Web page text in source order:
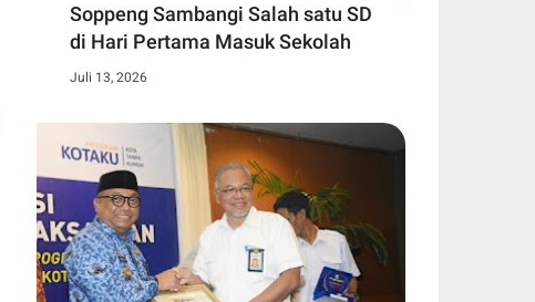
Soppeng Sambangi Salah satu SD
di Hari Pertama Masuk Sekolah
Juli 13, 2026